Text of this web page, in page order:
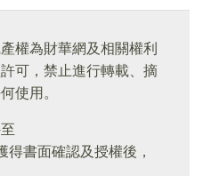
權為財華網及相關權利
可，禁止進行轉載、摘
使用。
得書面確認及授權後，